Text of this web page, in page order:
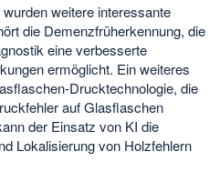
weitere interessante
die Demenzfrüherkennung, die
eine verbesserte
ermöglicht. Ein weiteres
Drucktechnologie, die
auf Glasflaschen
der Einsatz von KI die
Lokalisierung von Holzfehlern